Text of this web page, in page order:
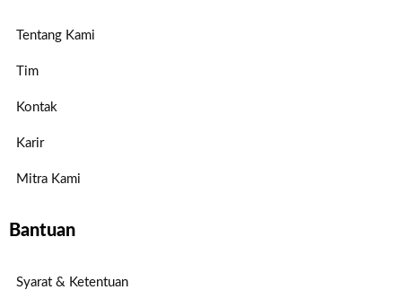
Tentang Kami
Tim
Kontak
Karir
Mitra Kami
Bantuan
Syarat & Ketentuan